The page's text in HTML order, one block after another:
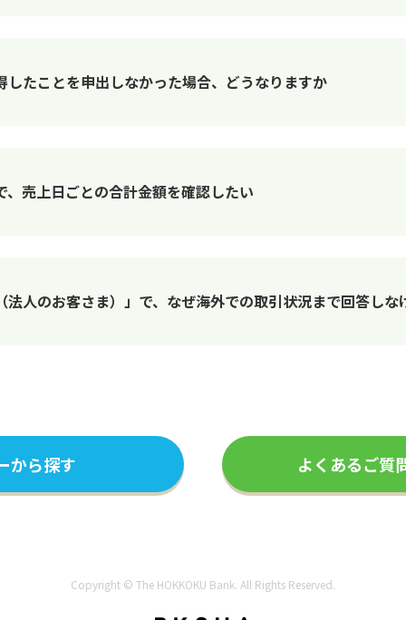
たことを申出しなかった場合、どうなりますか
売上日ごとの合計金額を確認したい
人のお客さま）」で、なぜ海外での取引状況まで回答し
から探す よくあるご質
Copyright © The HOKKOKU Bank. All Rights Reserved.